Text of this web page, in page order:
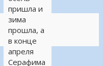
пришла и
зима
прошла, а
в конце
апреля
Серафима